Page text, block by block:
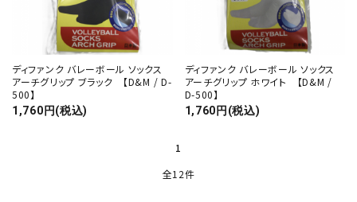
ディファンク バレーボール ソックス
アーチグリップ ブラック 【D&M / D-
500】
1,760円(税込)
ディファンク バレーボール ソックス
アーチグリップ ホワイト 【D&M /
D-500】
1,760円(税込)
1
全12件